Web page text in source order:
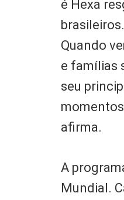
é Hexa
Quando
e famílias
seu
afirma.
A
Mundial.